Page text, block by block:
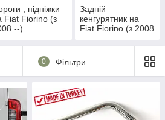
, підніжки
Fiat Fiorino (з
--)
Задній
кенгурятник на
Fiat Fiorino (з 2008
0 Фільтри